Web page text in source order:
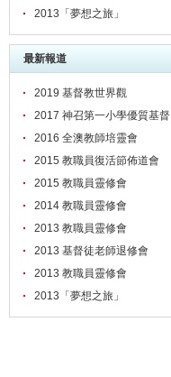
2013「夢想之旅」
最新報道
2019 基督教世界觀
2017 神召第一小學優質基督
2016 全澳教師培靈會
2015 教職員復活節佈道會
2015 教職員靈修會
2014 教職員靈修會
2013 教職員靈修會
2013 基督徒老師退修會
2013 教職員靈修會
2013「夢想之旅」